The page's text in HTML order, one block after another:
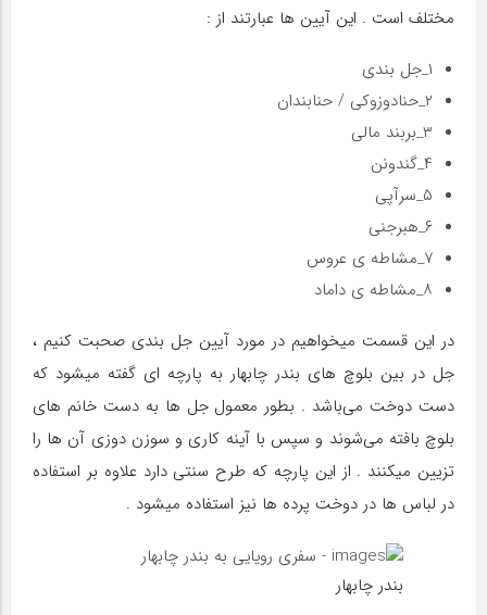
مختلف است . این آیین ها عبارتند از :
۱_جل بندی
۲_حنادوزوکی / حنابندان
۳_بربند مالی
۴_گندونن
۵_سرآپی
۶_هبرجنی
۷_مشاطه ی عروس
۸_مشاطه ی داماد
در این قسمت میخواهیم در مورد آیین جل بندی صحبت کنیم ،
جل در بین بلوچ های بندر چابهار به پارچه ای گفته میشود که
دست دوخت می‌باشد . بطور معمول جل ها به دست خانم های
بلوچ بافته می‌شوند و سپس با آینه کاری و سوزن دوزی آن ها را
تزیین میکنند . از این پارچه که طرح سنتی دارد علاوه بر استفاده
در لباس ها در دوخت پرده ها نیز استفاده میشود .
بندر چابهار